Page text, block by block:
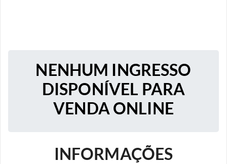
NENHUM INGRESSO
DISPONÍVEL PARA
VENDA ONLINE
INFORMAÇÕES